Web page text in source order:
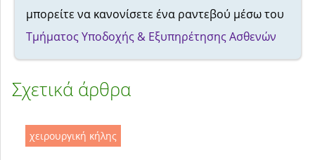
μπορείτε να κανονίσετε ένα ραντεβού μέσω του
Τμήματος Υποδοχής & Εξυπηρέτησης Ασθενών
Σχετικά άρθρα
χειρουργική κήλης